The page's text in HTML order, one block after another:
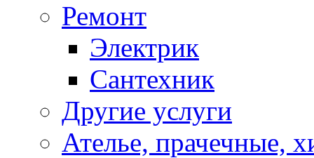
Ремонт
Электрик
Сантехник
Другие услуги
Ателье, прачечные,